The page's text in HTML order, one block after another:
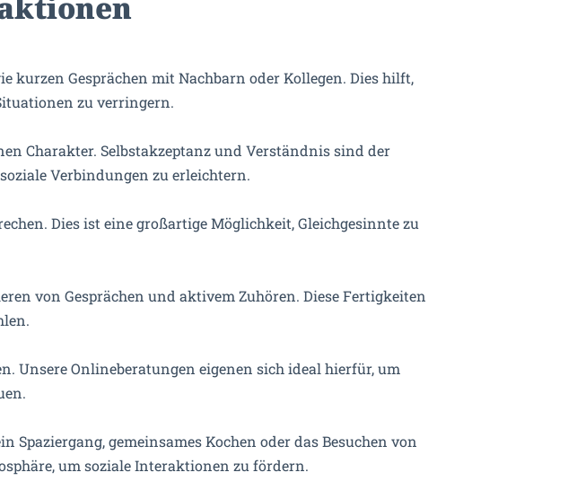
Gesprächen mit Nachbarn oder Kollegen. Dies hilft,
zu verringern.
Charakter. Selbstakzeptanz und Verständnis sind der
Verbindungen zu erleichtern.
Dies ist eine großartige Möglichkeit, Gleichgesinnte zu
von Gesprächen und aktivem Zuhören. Diese Fertigkeiten
Unsere Onlineberatungen eigenen sich ideal hierfür, um
Spaziergang, gemeinsames Kochen oder das Besuchen von
um soziale Interaktionen zu fördern.